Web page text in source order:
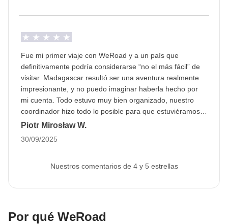
Fue mi primer viaje con WeRoad y a un país que
definitivamente podría considerarse “no el más fácil” de
visitar. Madagascar resultó ser una aventura realmente
impresionante, y no puedo imaginar haberla hecho por
mi cuenta. Todo estuvo muy bien organizado, nuestro
coordinador hizo todo lo posible para que estuviéramos
bien atendidos, y no podría recomendar esta experiencia
Piotr Mirosław W.
30/09/2025
Nuestros comentarios de 4 y 5 estrellas
Por qué WeRoad